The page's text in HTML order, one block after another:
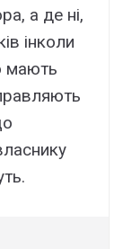
а де ні,
інколи
мають